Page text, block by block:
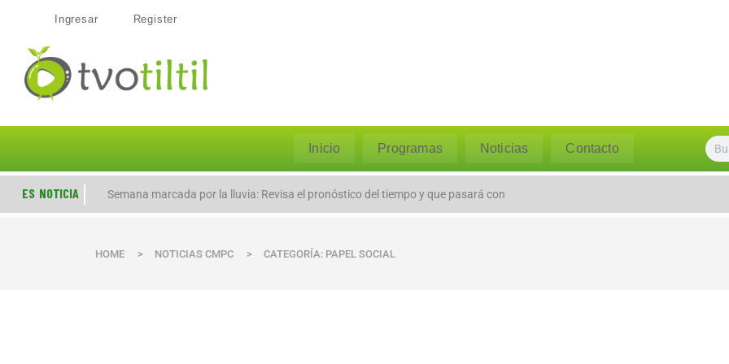
Ingresar Register
Inicio Programas Noticias Contacto
ES NOTICIA Semana marcada por la lluvia: Revisa el pronóstico del tiempo y que pasará con
HOME > NOTICIAS CMPC > CATEGORÍA: PAPEL SOCIAL